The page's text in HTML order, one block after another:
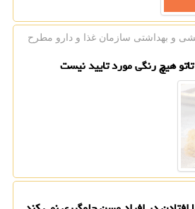
و بهداشتی سازمان غذا و دارو مطرح
هیچ رنگی مورد تایید نیست